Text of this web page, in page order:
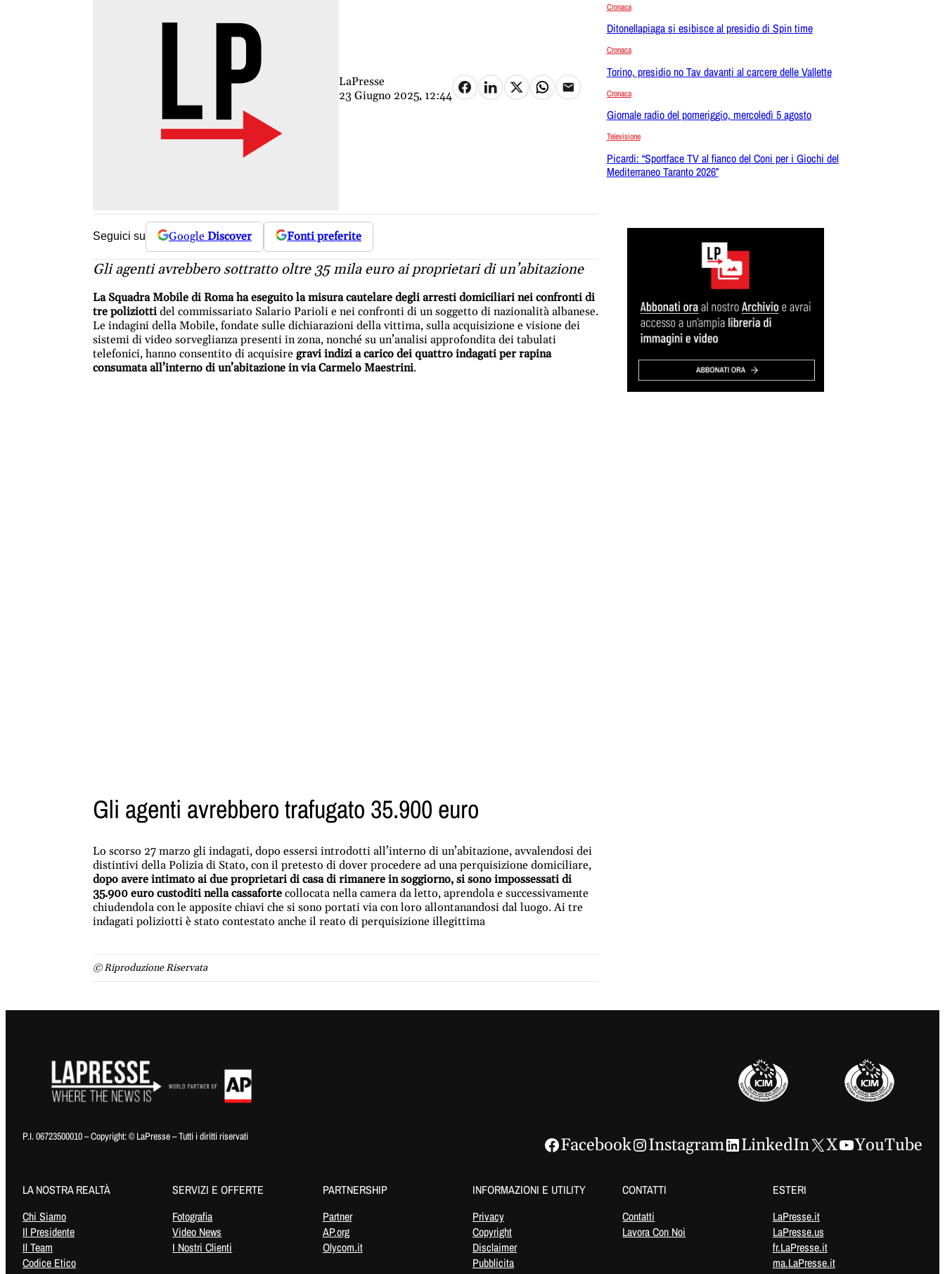
LaPresse
23 Giugno 2025, 12:44
Seguici su Google Discover Fonti preferite
Gli agenti avrebbero sottratto oltre 35 mila euro ai proprietari di un’abitazione
La Squadra Mobile di Roma ha eseguito la misura cautelare degli arresti domiciliari nei confronti di
tre poliziotti del commissariato Salario Parioli e nei confronti di un soggetto di nazionalità albanese.
Le indagini della Mobile, fondate sulle dichiarazioni della vittima, sulla acquisizione e visione dei
sistemi di video sorveglianza presenti in zona, nonché su un’analisi approfondita dei tabulati
telefonici, hanno consentito di acquisire gravi indizi a carico dei quattro indagati per rapina
consumata all’interno di un’abitazione in via Carmelo Maestrini.
Gli agenti avrebbero trafugato 35.900 euro
Lo scorso 27 marzo gli indagati, dopo essersi introdotti all’interno di un’abitazione, avvalendosi dei
distintivi della Polizia di Stato, con il pretesto di dover procedere ad una perquisizione domiciliare,
dopo avere intimato ai due proprietari di casa di rimanere in soggiorno, si sono impossessati di
35.900 euro custoditi nella cassaforte collocata nella camera da letto, aprendola e successivamente
chiudendola con le apposite chiavi che si sono portati via con loro allontanandosi dal luogo. Ai tre
indagati poliziotti è stato contestato anche il reato di perquisizione illegittima
© Riproduzione Riservata
Cronaca
Ditonellapiaga si esibisce al presidio di Spin time
Cronaca
Torino, presidio no Tav davanti al carcere delle Vallette
Cronaca
Giornale radio del pomeriggio, mercoledì 5 agosto
Televisione
Picardi: “Sportface TV al fianco del Coni per i Giochi del
Mediterraneo Taranto 2026”
P.I. 06723500010 – Copyright: © LaPresse – Tutti i diritti riservati Facebook Instagram LinkedIn X YouTube
LA NOSTRA REALTÀ
Chi Siamo
Il Presidente
Il Team
Codice Etico
SERVIZI E OFFERTE
Fotografia
Video News
I Nostri Clienti
PARTNERSHIP
Partner
AP.org
Olycom.it
INFORMAZIONI E UTILITY
Privacy
Copyright
Disclaimer
Pubblicita
CONTATTI
Contatti
Lavora Con Noi
ESTERI
LaPresse.it
LaPresse.us
fr.LaPresse.it
ma.LaPresse.it